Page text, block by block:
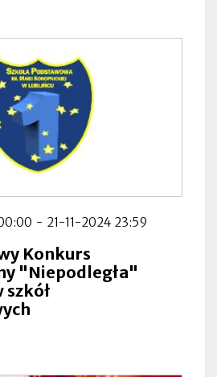
- 21-11-2024 23:59
Konkurs
"Niepodległa"
szkół